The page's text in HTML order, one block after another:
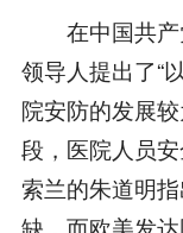
在中国共产
领导人提出了“
院安防的发展较
段，医院人员
索兰的朱道明